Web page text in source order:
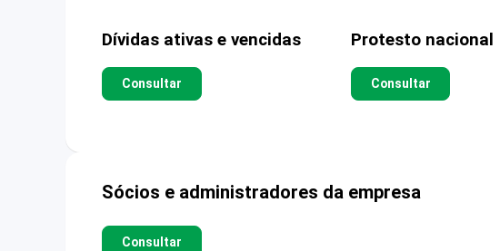
Dívidas ativas e vencidas
Consultar
Protesto nacional
Consultar
Sócios e administradores da empresa
Consultar